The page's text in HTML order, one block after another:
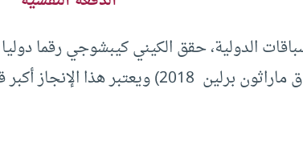
الدولية، حقق الكيني كيبشوجي رقما